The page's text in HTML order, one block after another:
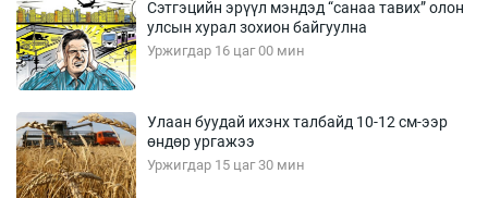
Сэтгэцийн эрүүл мэндэд “санаа тавих” олон
улсын хурал зохион байгуулна
Уржигдар 16 цаг 00 мин
Улаан буудай ихэнх талбайд 10-12 см-ээр
өндөр ургажээ
Уржигдар 15 цаг 30 мин